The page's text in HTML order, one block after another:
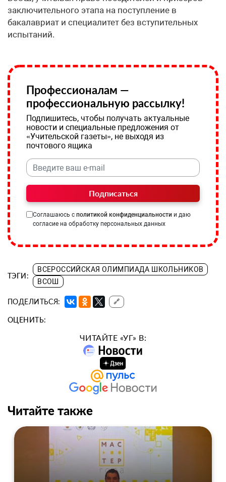
заключительного этапа на поступление в
бакалавриат и специалитет без вступительных
испытаний.
Профессионалам —
профессиональную рассылку!
Подпишитесь, чтобы получать актуальные
новости и специальные предложения от
«Учительской газеты», не выходя из
почтового ящика
Подписаться
Соглашаюсь с политикой конфиденциальности и даю
согласие на обработку персональных данных
ТЭГИ:
ВСЕРОССИЙСКАЯ ОЛИМПИАДА ШКОЛЬНИКОВ
ВСОШ
ПОДЕЛИТЬСЯ: 🔗
ОЦЕНИТЬ:
ЧИТАЙТЕ «УГ» В:
Читайте также